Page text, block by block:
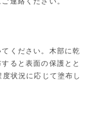
ください。木部に乾
ると表面の保護とと
状況に応じて塗布し